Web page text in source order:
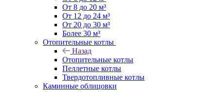
От 8 до 20 м³
От 12 до 24 м³
От 20 до 30 м³
Более 30 м³
Отопительные котлы
Назад
Отопительные котлы
Пеллетные котлы
Твердотопливные котлы
Каминные облицовки